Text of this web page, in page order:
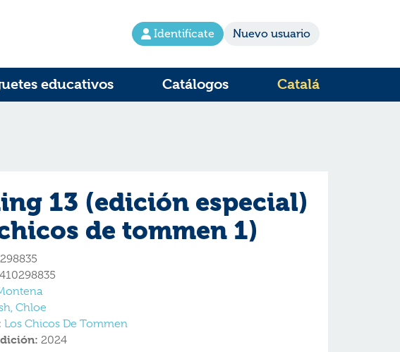
Identifícate Nuevo usuario
educativos Catálogos Catalá
13 (edición especial)
de tommen 1)
Chloe
Los Chicos De Tommen
2024